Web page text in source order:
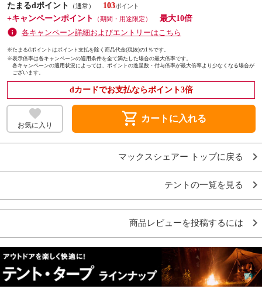
たまるdポイント
（通常）
103
+キャンペーンポイント
（期間・用途限定）
最大10倍
各キャンペーン詳細およびエントリーはこちら
※たまるdポイントはポイント支払を除く商品代金(税抜)の1％です。
※表示倍率は各キャンペーンの適用条件を全て満たした場合の最大倍率です。
各キャンペーンの適用状況によっては、ポイントの進呈数・付与倍率が最大倍率より少なくなる場合が
ございます。
dカードでお支払ならポイント3倍
お気に入り shopping_cart カートに入れる
マックスシェアー トップに戻る
テントの一覧を見る
商品レビューを投稿するには